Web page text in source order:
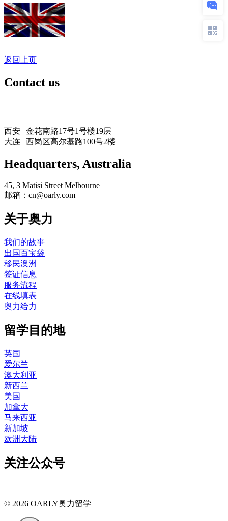
返回上页
Contact us
西安 | 金花南路17号1号楼19层
大连 | 西岗区高尔基路100号2楼
Headquarters​, Australia
45, 3 Matisi Street Melbourne
邮箱：cn@oarly.com
关于奥力
我们的故事
出国百宝袋
移民澳洲
签证信息
服务流程
在线填表
奥力给力
留学目的地
英国
爱尔兰
澳大利亚
新西兰
美国
加拿大
马来西亚
新加坡
欧洲大陆
关注公众号
© 2026 OARLY奥力留学